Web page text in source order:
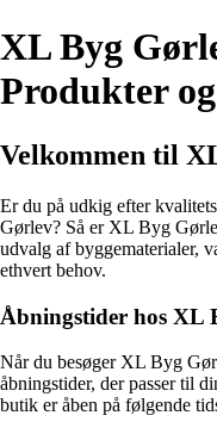
XL Byg
Produkter
Velkommen til
Er du på udkig efter
Gørlev? Så er XL Byg
udvalg af byggematerialer,
ethvert behov.
Åbningstider hos XL
Når du besøger XL Byg
åbningstider, der passer til
butik er åben på følgende